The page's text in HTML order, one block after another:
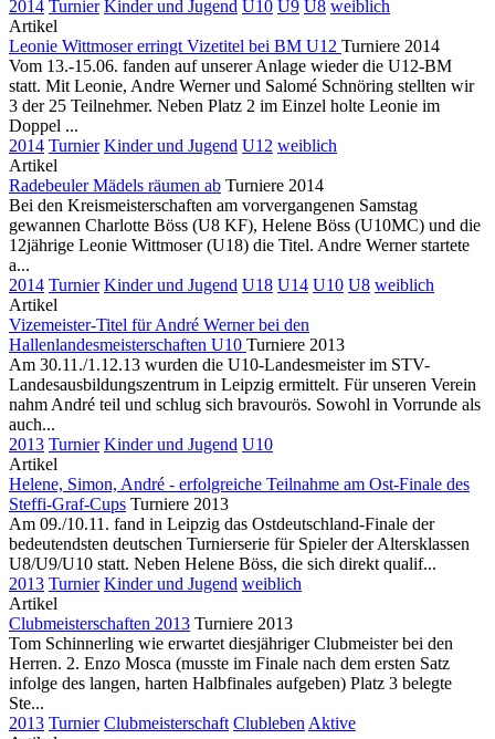
2014 Turnier Kinder und Jugend U10 U9 U8 weiblich
Artikel
Leonie Wittmoser erringt Vizetitel bei BM U12 Turniere 2014
Vom 13.-15.06. fanden auf unserer Anlage wieder die U12-BM
statt. Mit Leonie, Andre Werner und Salomé Schnöring stellten wir
3 der 25 Teilnehmer. Neben Platz 2 im Einzel holte Leonie im
Doppel ...
2014 Turnier Kinder und Jugend U12 weiblich
Artikel
Radebeuler Mädels räumen ab Turniere 2014
Bei den Kreismeisterschaften am vorvergangenen Samstag
gewannen Charlotte Böss (U8 KF), Helene Böss (U10MC) und die
12jährige Leonie Wittmoser (U18) die Titel. Andre Werner startete
a...
2014 Turnier Kinder und Jugend U18 U14 U10 U8 weiblich
Artikel
Vizemeister-Titel für André Werner bei den
Hallenlandesmeisterschaften U10 Turniere 2013
Am 30.11./1.12.13 wurden die U10-Landesmeister im STV-
Landesausbildungszentrum in Leipzig ermittelt. Für unseren Verein
nahm André teil und schlug sich bravourös. Sowohl in Vorrunde als
auch...
2013 Turnier Kinder und Jugend U10
Artikel
Helene, Simon, André - erfolgreiche Teilnahme am Ost-Finale des
Steffi-Graf-Cups Turniere 2013
Am 09./10.11. fand in Leipzig das Ostdeutschland-Finale der
bedeutendsten deutschen Turnierserie für Spieler der Altersklassen
U8/U9/U10 statt. Neben Helene Böss, die sich direkt qualif...
2013 Turnier Kinder und Jugend weiblich
Artikel
Clubmeisterschaften 2013 Turniere 2013
Tom Schinnerling wie erwartet diesjähriger Clubmeister bei den
Herren. 2. Enzo Mosca (musste im Finale nach dem ersten Satz
infolge des langen, harten Halbfinales aufgeben) Platz 3 belegte
Ste...
2013 Turnier Clubmeisterschaft Clubleben Aktive